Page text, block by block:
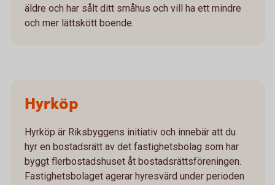
äldre och har sålt ditt småhus och vill ha ett mindre
och mer lättskött boende.
Hyrköp
Hyrköp är Riksbyggens initiativ och innebär att du
hyr en bostadsrätt av det fastighetsbolag som har
byggt flerbostadshuset åt bostadsrättsföreningen.
Fastighetsbolaget agerar hyresvärd under perioden